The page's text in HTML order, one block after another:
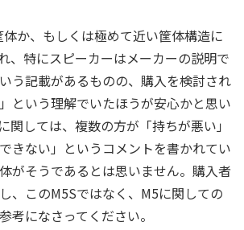
か、もしくは極めて近い筐体構造に
、特にスピーカーはメーカーの説明で
う記載があるものの、購入を検討され
という理解でいたほうが安心かと思い
関しては、複数の方が「持ちが悪い」
きない」というコメントを書かれてい
がそうであるとは思いません。購入者
、このM5Sではなく、M5に関しての
考になさってください。